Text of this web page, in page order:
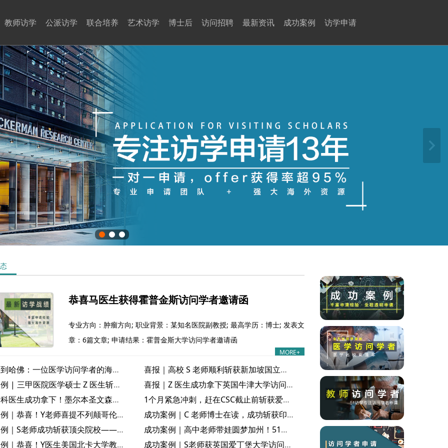
教师访学 公派访学 联合培养 艺术访学 博士后 访问招聘 最新资讯 成功案例 访学申请
恭喜马医生获得霍普金斯访问学者邀请函
专业方向：肿瘤方向; 职业背景：某知名医院副教授; 最高学历：博士; 发表文
章：6篇文章; 申请结果：霍普金斯大学访问学者邀请函
MORE+
从协和到哈佛：一位医学访问学者的海外深造与职业进阶之路
喜报｜高校 S 老师顺利斩获新加坡国立大学访问学者邀请函
成功案例 | 三甲医院医学硕士 Z 医生斩获澳洲皇家墨尔本医院访学邀请函
喜报｜Z 医生成功拿下英国牛津大学访问学者邀请函
肝病专科医生成功拿下！墨尔本圣文森特医院访问学者邀请函到手
1个月紧急冲刺，赶在CSC截止前斩获爱丁堡大学访问学者邀请函
成功案例｜恭喜！Y老师喜提不列颠哥伦比亚大学邀请函
成功案例｜C 老师博士在读，成功斩获印第安纳大学访问学者邀请函！
成功案例｜S老师成功斩获顶尖院校——新加坡国立大学访问学者邀请函
成功案例｜高中老师带娃圆梦加州！51访学网一个月斩获波莫纳分校邀请函
成功案例｜恭喜！Y医生美国北卡大学教堂山分校访问学者邀请函
成功案例｜S老师获英国爱丁堡大学访问学者邀请函